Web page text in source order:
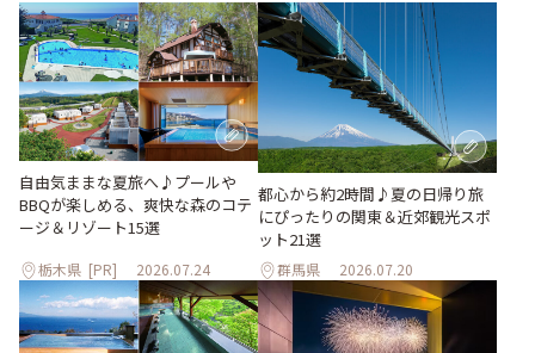
自由気ままな夏旅へ♪プールや
BBQが楽しめる、爽快な森のコテ
ージ＆リゾート15選
栃木県 [PR] 2026.07.24
都心から約2時間♪夏の日帰り旅
にぴったりの関東＆近郊観光スポ
ット21選
群馬県 2026.07.20